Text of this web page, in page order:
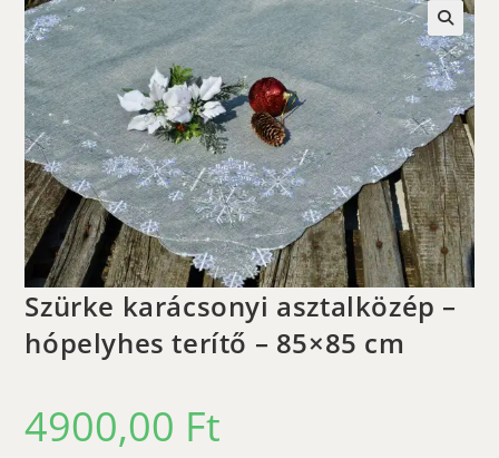
🔍
Szürke karácsonyi asztalközép –
hópelyhes terítő – 85×85 cm
4900,00 Ft